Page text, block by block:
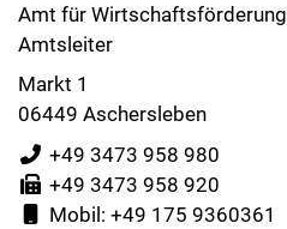
Amt für Wirtschaftsförderung
Amtsleiter
Markt 1
06449 Aschersleben
+49 3473 958 980
+49 3473 958 920
Mobil: +49 175 9360361